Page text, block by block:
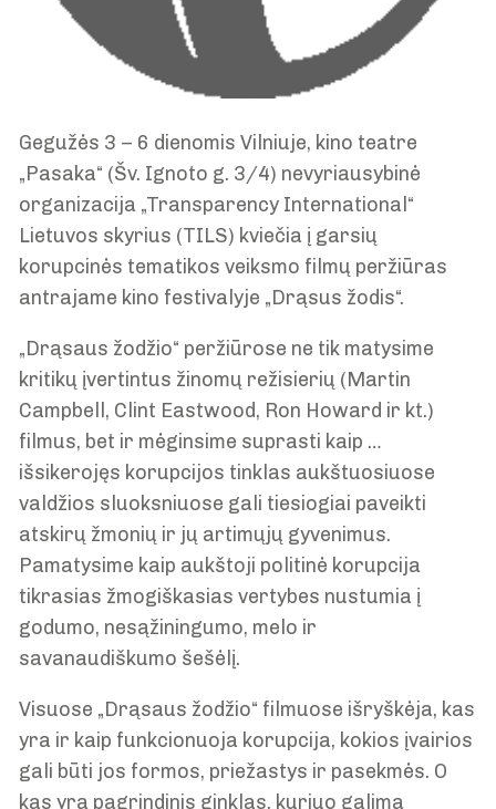
Gegužės 3 – 6 dienomis Vilniuje, kino teatre
„Pasaka“ (Šv. Ignoto g. 3/4) nevyriausybinė
organizacija „Transparency International“
Lietuvos skyrius (TILS) kviečia į garsių
korupcinės tematikos veiksmo filmų peržiūras
antrajame kino festivalyje „Drąsus žodis“.
„Drąsaus žodžio“ peržiūrose ne tik matysime
kritikų įvertintus žinomų režisierių (Martin
Campbell, Clint Eastwood, Ron Howard ir kt.)
filmus, bet ir mėginsime suprasti kaip …
išsikerojęs korupcijos tinklas aukštuosiuose
valdžios sluoksniuose gali tiesiogiai paveikti
atskirų žmonių ir jų artimųjų gyvenimus.
Pamatysime kaip aukštoji politinė korupcija
tikrasias žmogiškasias vertybes nustumia į
godumo, nesąžiningumo, melo ir
savanaudiškumo šešėlį.
Visuose „Drąsaus žodžio“ filmuose išryškėja, kas
yra ir kaip funkcionuoja korupcija, kokios įvairios
gali būti jos formos, priežastys ir pasekmės. O
kas yra pagrindinis ginklas, kuriuo galima